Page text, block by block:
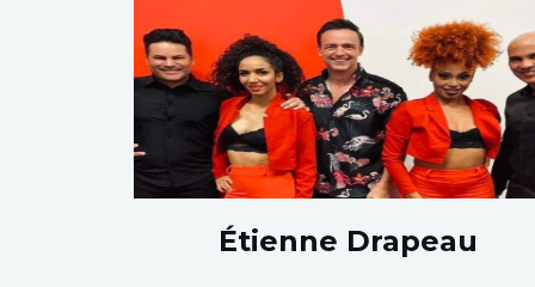
Étienne Drapeau